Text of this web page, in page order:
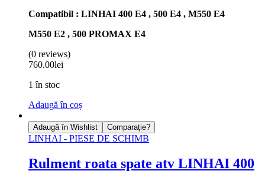
Compatibil : LINHAI 400 E4 , 500 E4 , M550 E4
M550 E2 , 500 PROMAX E4
(0 reviews)
760.00lei
1 în stoc
Adaugă în coș
Adaugă în Wishlist Comparație?
LINHAI - PIESE DE SCHIMB
Rulment roata spate atv LINHAI 400